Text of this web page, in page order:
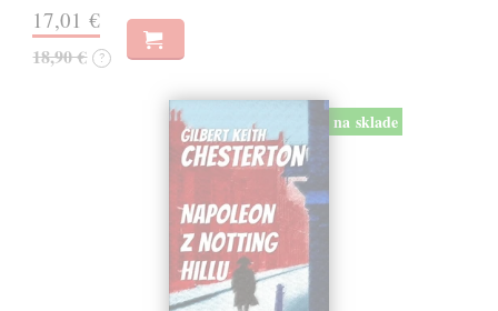
17,01 €
18,90 € ?
na sklade